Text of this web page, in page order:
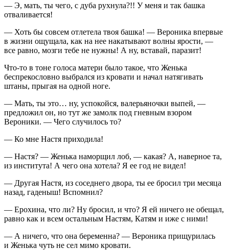
— Э, мать, ты чего, с дуба рухнула?!! У меня и так башка
отваливается!
— Хоть бы совсем отлетела твоя башка! — Вероника впервые
в жизни ощущала, как на нее накатывают волны ярости, —
все равно, мозги тебе не нужны! А ну, вставай, паразит!
Что-то в тоне голоса матери было такое, что Женька
беспрекословно выбрался из кровати и начал натягивать
штаны, прыгая на одной ноге.
— Мать, ты это… ну, успокойся, валерьяночки выпей, —
предложил он, но тут же замолк под гневным взором
Вероники. — Чего случилось то?
— Ко мне Настя приходила!
— Настя? — Женька наморщил лоб, — какая? А, наверное та,
из института! А чего она хотела? Я ее год не видел!
— Другая Настя, из соседнего двора, ты ее бросил три месяца
назад, гаденыш! Вспомнил?
— Ерохина, что ли? Ну бросил, и что? Я ей ничего не обещал,
равно как и всем остальным Настям, Катям и иже с ними!
— А ничего, что она беременна? — Вероника прищурилась
и Женька чуть не сел мимо кровати.